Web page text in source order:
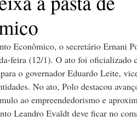
Econômico, o secretário Ernani
feira (12/1). O ato foi oficializado
o governador Eduardo Leite,
No ato, Polo destacou
ao empreendedorismo e
Leandro Evaldt deve ficar no